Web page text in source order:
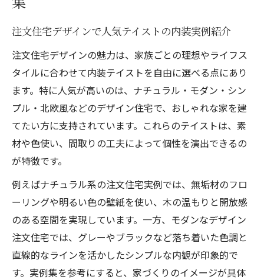
注文住宅デザインで人気テイストの内装実例紹介
注文住宅デザインの魅力は、家族ごとの理想やライフス
タイルに合わせて内装テイストを自由に選べる点にあり
ます。特に人気が高いのは、ナチュラル・モダン・シン
プル・北欧風などのデザイン住宅で、おしゃれな家を建
てたい方に支持されています。これらのテイストは、素
材や色使い、間取りの工夫によって個性を演出できるの
が特徴です。
例えばナチュラル系の注文住宅実例では、無垢材のフロ
ーリングや明るい色の壁紙を使い、木の温もりと開放感
のある空間を実現しています。一方、モダンなデザイン
注文住宅では、グレーやブラックなど落ち着いた色調と
直線的なラインを活かしたシンプルな内観が印象的で
す。実例集を参考にすると、家づくりのイメージが具体